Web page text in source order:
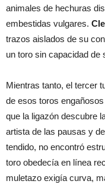
animales de hechuras
embestidas vulgares.
trazos aislados de su
un toro sin capacidad de
Mientras tanto, el tercer
de esos toros
que la ligazón descubre
artista de las pausas y
tendido, no encontró
toro obedecía en línea
muletazo exigía curva,